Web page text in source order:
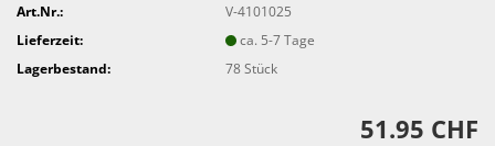
Art.Nr.:
V-4101025
Lieferzeit:
ca. 5-7 Tage
Lagerbestand:
78Stück
51.95 CHF